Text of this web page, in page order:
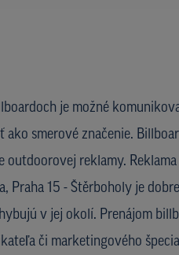
je možné
ako smerové značenie.
outdoorovej reklamy.
Praha 15 - Štěrboholy je
v jej okolí. Prenájom
či marketingového